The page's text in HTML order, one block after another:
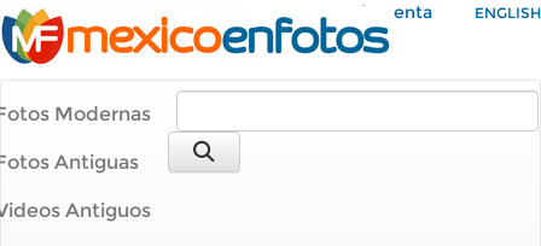
Mi Cuenta ENGLISH
Modernas
Antiguas
Antiguos